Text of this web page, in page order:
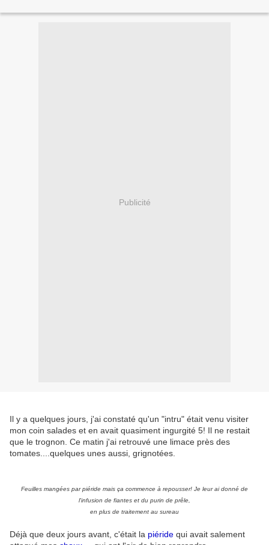
Publicité
Il y a quelques jours, j'ai constaté qu'un "intru" était venu visiter
mon coin salades et en avait quasiment ingurgité 5! Il ne restait
que le trognon. Ce matin j'ai retrouvé une limace près des
tomates....quelques unes aussi, grignotées.
Feuilles mangées par piéride mais ça commence à repousser! Je leur ai donné de
l'infusion de fiantes et du purin de prêle,
en plus de traitement au sureau
Déjà que deux jours avant, c'était la piéride qui avait salement